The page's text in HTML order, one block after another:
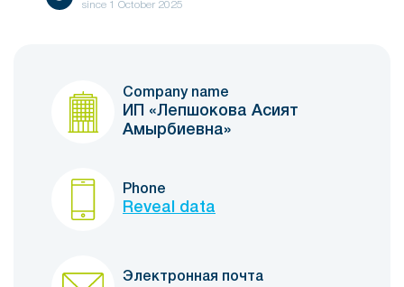
since 1 October 2025
Company name
ИП «Лепшокова Асият
Амырбиевна»
Phone
Reveal data
Электронная почта